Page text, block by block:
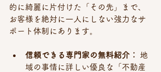
的に綺麗に片付けた「その先」まで、
お客様を絶対に一人にしない強力なサ
ポート体制にあります。
信頼できる専門家の無料紹介：
地
域の事情に詳しい優良な「不動産